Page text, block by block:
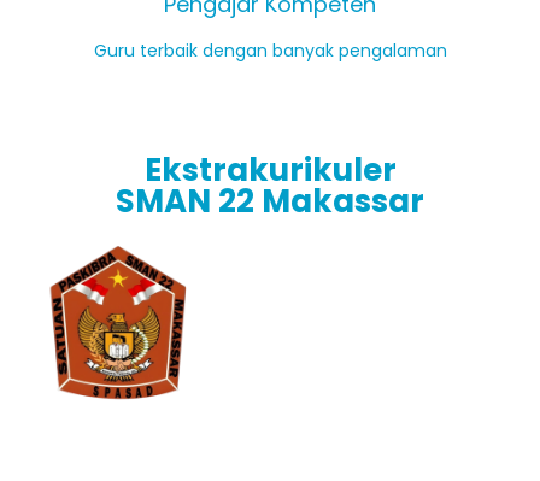
Guru terbaik dengan banyak pengalaman
Ekstrakurikuler
SMAN 22 Makassar